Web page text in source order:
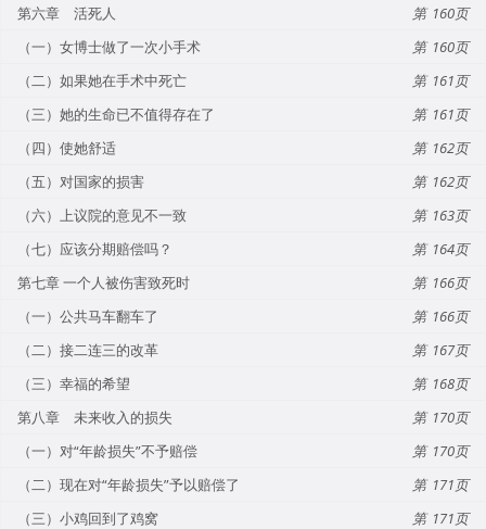
第六章 活死人
160
（一）女博士做了一次小手术
160
（二）如果她在手术中死亡
161
（三）她的生命已不值得存在了
161
（四）使她舒适
162
（五）对国家的损害
162
（六）上议院的意见不一致
163
（七）应该分期赔偿吗？
164
第七章 一个人被伤害致死时
166
（一）公共马车翻车了
166
（二）接二连三的改革
167
（三）幸福的希望
168
第八章 未来收入的损失
170
（一）对“年龄损失”不予赔偿
170
（二）现在对“年龄损失”予以赔偿了
171
（三）小鸡回到了鸡窝
171